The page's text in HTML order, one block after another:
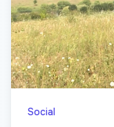
Social